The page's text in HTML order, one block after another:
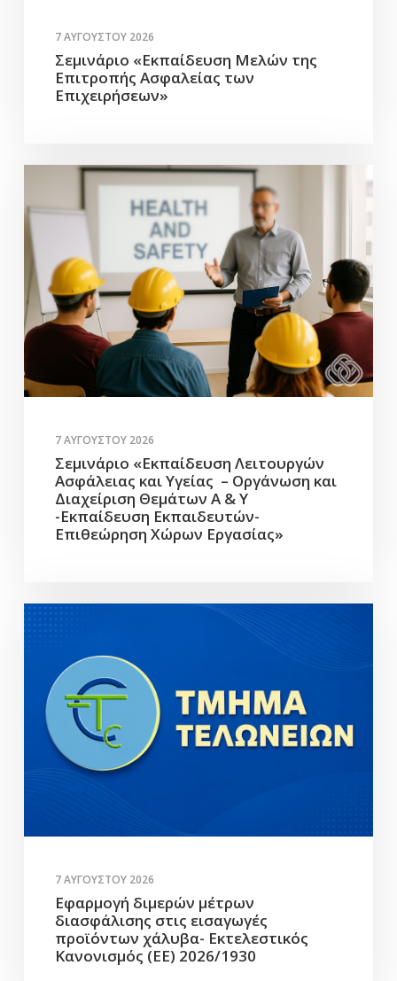
7 ΑΥΓΟΎΣΤΟΥ 2026
Σεμινάριο «Εκπαίδευση Μελών της
Επιτροπής Ασφαλείας των
Επιχειρήσεων»
7 ΑΥΓΟΎΣΤΟΥ 2026
Σεμινάριο «Εκπαίδευση Λειτουργών
Ασφάλειας και Υγείας – Οργάνωση και
Διαχείριση Θεμάτων Α & Υ
-Εκπαίδευση Εκπαιδευτών-
Επιθεώρηση Χώρων Εργασίας»
7 ΑΥΓΟΎΣΤΟΥ 2026
Εφαρμογή διμερών μέτρων
διασφάλισης στις εισαγωγές
προϊόντων χάλυβα- Εκτελεστικός
Κανονισμός (ΕΕ) 2026/1930